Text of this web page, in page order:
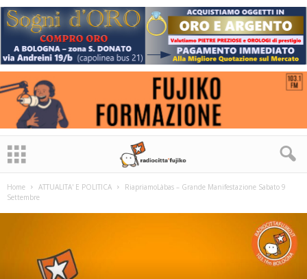
Home ATTUALITA' E POLITICA
RiapriamoLàbas – Grande Manifestazione Sabato 9
Settembre